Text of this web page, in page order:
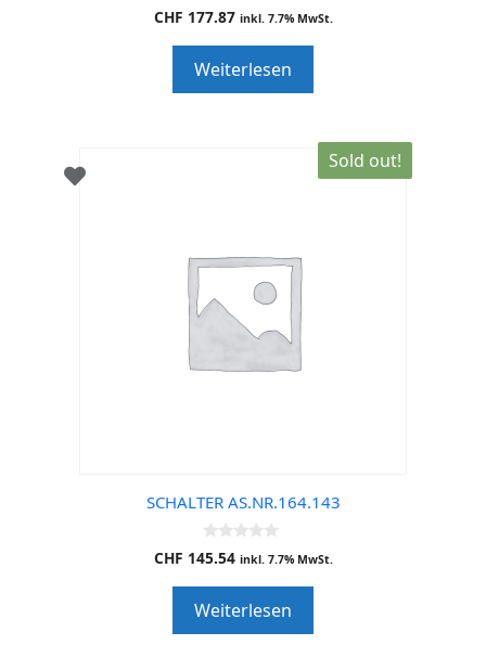
0
o
o
f
5
CHF 177.87 inkl. 7.7% MwSt.
Weiterlesen
Sold out!
SCHALTER AS.NR.164.143
0
o
o
f
5
CHF 145.54 inkl. 7.7% MwSt.
Weiterlesen